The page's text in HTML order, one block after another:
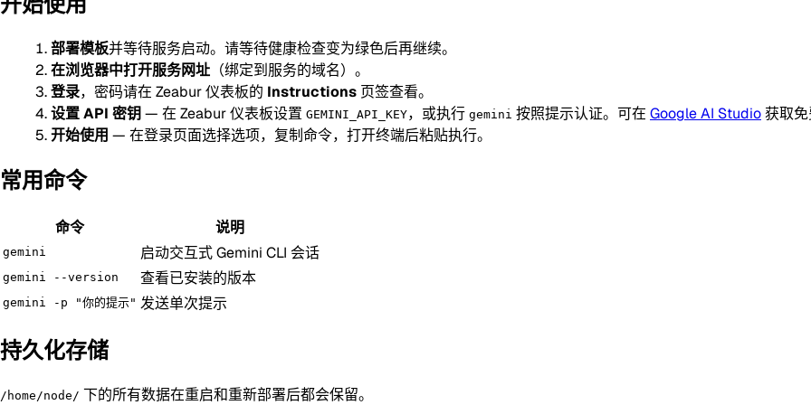
部署模板并等待服务启动。请等待健康检查变为绿色后再继续。
在浏览器中打开服务网址 （绑定到服务的域名）。
登录，密码请在 Zeabur 仪表板的 Instructions 页签查看。
设置 API 密钥— 在 Zeabur 仪表板设置 GEMINI_API_KEY，或执行 gemini 按照提示认证。可在 Google AI Studio获取
开始使用 — 在登录页面选择选项，复制命令，打开终端后粘贴执行。
常用命令
命令 说明
gemini 启动交互式 Gemini CLI 会话
gemini --version 查看已安装的版本
gemini -p "你的提示" 发送单次提示
持久化存储
/home/node/ 下的所有数据在重启和重新部署后都会保留。